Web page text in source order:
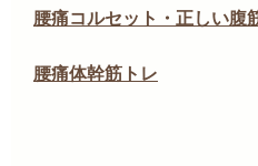
腰痛コルセット・正しい腹
腰痛体幹筋トレ